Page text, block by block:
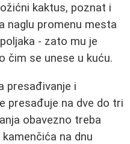
kaktus, poznat i
naglu promenu mesta
- zato mu je
čim se unese u kuću.
presađivanje i
presađuje na dve do tri
obavezno treba
na dnu